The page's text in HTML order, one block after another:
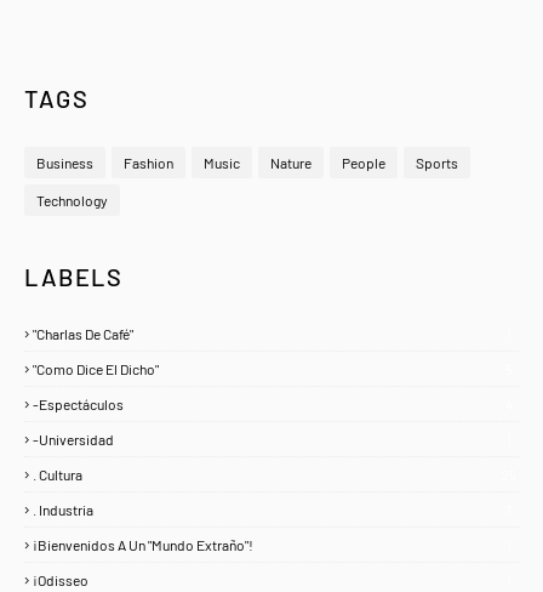
TAGS
Business Fashion Music Nature People Sports
Technology
LABELS
"Charlas De Café"
"Como Dice El Dicho"
-Espectáculos
-Universidad
. Cultura
. Industria
¡Bienvenidos A Un "Mundo Extraño"!
¡Odisseo